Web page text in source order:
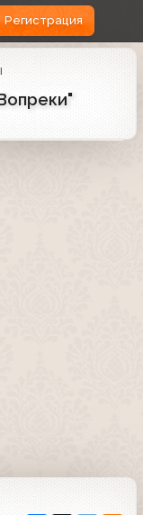
Регистрация